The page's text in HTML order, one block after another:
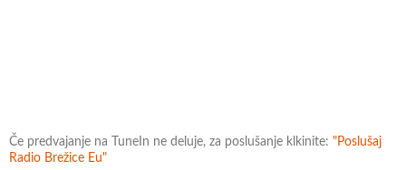
Če predvajanje na TuneIn ne deluje, za poslušanje klkinite: "Poslušaj
Radio Brežice Eu"